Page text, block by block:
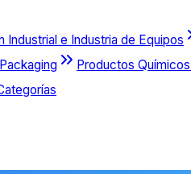
Industrial e Industria de Equipos
Packaging Productos